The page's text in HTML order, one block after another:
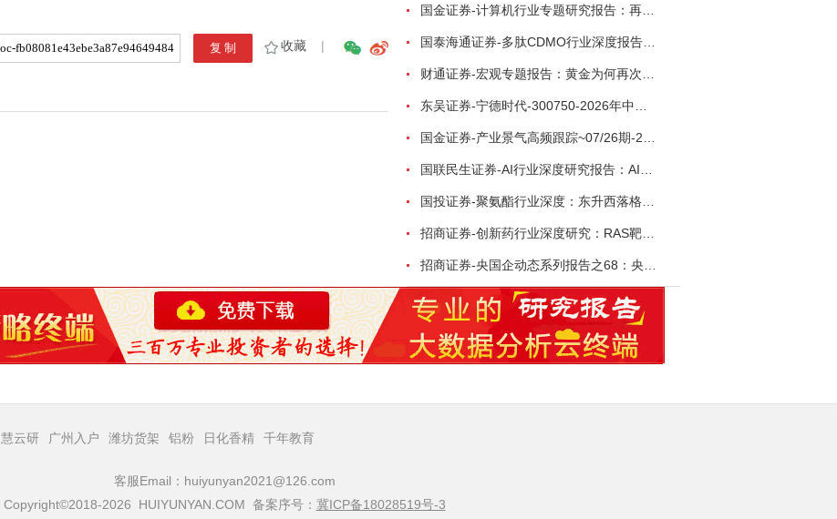
收藏 |
慧云研 广州入户 潍坊货架 铝粉 日化香精 千年教育
客服Email：huiyunyan2021@126.com
Copyright©2018-2026 HUIYUNYAN.COM 备案序号： 冀ICP备18028519号-3